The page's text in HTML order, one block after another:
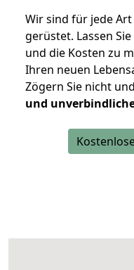
Wir sind für jede
gerüstet. Lassen
und die Kosten zu
Ihren neuen
Zögern Sie nicht
und